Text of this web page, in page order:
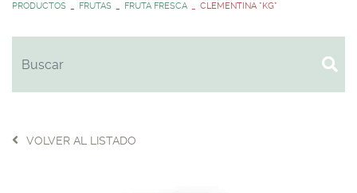
PRODUCTOS FRUTAS FRUTA FRESCA CLEMENTINA *KG*
VOLVER AL LISTADO